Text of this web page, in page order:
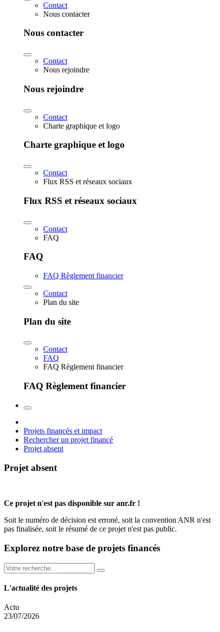
Contact
Nous contacter
Nous contacter
Contact
Nous rejoindre
Nous rejoindre
Contact
Charte graphique et logo
Charte graphique et logo
Contact
Flux RSS et réseaux sociaux
Flux RSS et réseaux sociaux
Contact
FAQ
FAQ
FAQ Règlement financier
Contact
Plan du site
Plan du site
Contact
FAQ
FAQ Règlement financier
FAQ Règlement financier
Projets financés et impact
Rechercher un projet financé
Projet absent
Projet absent
Ce projet n'est pas disponible sur anr.fr !
Soit le numéro de décision est erroné, soit la convention ANR n'est
pas finalisée, soit le résumé de ce projet n'est pas public.
Explorez notre base de projets financés
L'actualité des projets
Actu
23/07/2026